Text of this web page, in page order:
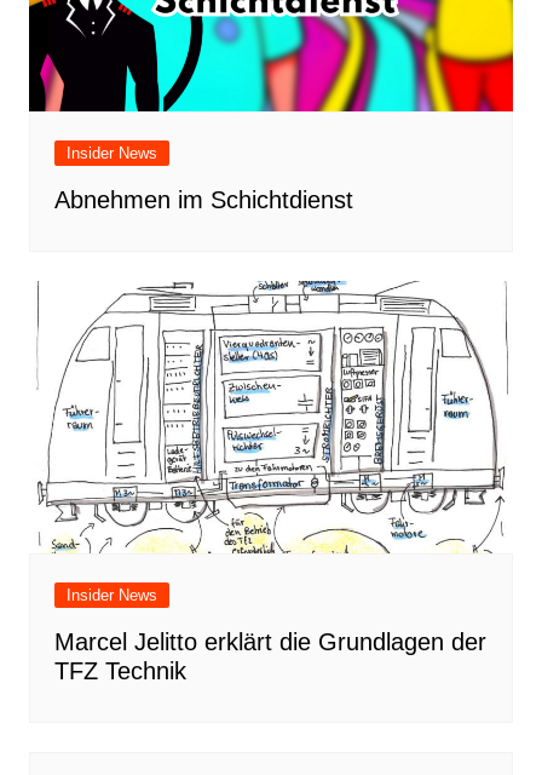
Insider News
Abnehmen im Schichtdienst
Insider News
Marcel Jelitto erklärt die Grundlagen der
TFZ Technik